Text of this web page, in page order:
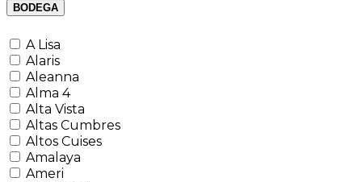
BODEGA
A Lisa
Alaris
Aleanna
Alma 4
Alta Vista
Altas Cumbres
Altos Cuises
Amalaya
Ameri